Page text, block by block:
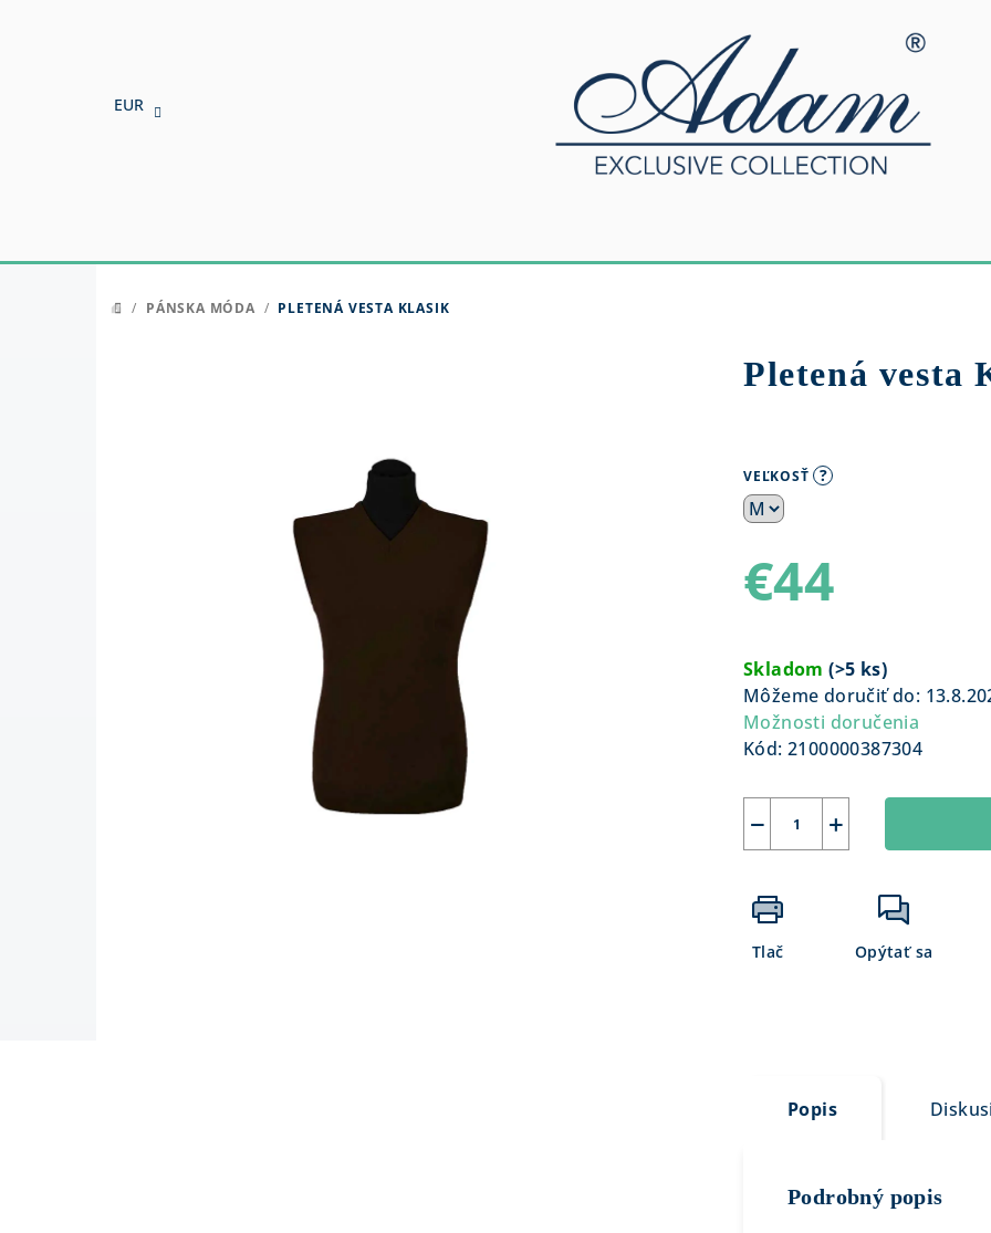
EUR
DOMOV
/ PÁNSKA MÓDA / PLETENÁ VESTA KLASIK
Pletená vesta
VEĽKOSŤ ?
€44
cena:
Skladom(>5 ks)
Môžeme doručiť do:
Možnosti doručenia
Kód: 2100000387304
+
−
Tlač Opýtať sa
Popis
Podrobný popis